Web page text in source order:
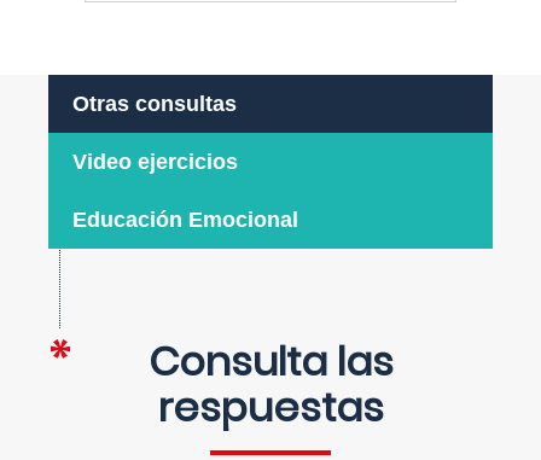
Otras consultas
Video ejercicios
Educación Emocional
Consulta las
respuestas